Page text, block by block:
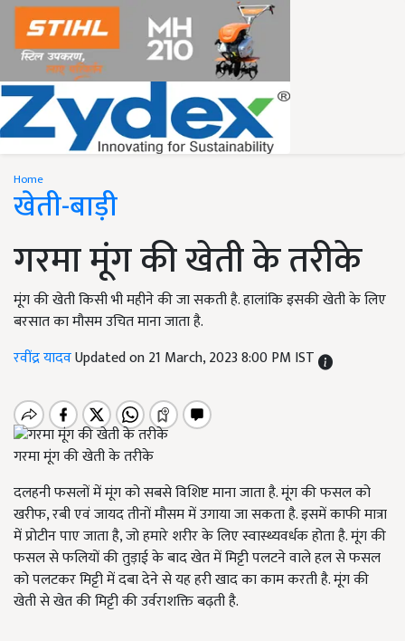
Home
खेती-बाड़ी
गरमा मूंग की खेती के तरीके
मूंग की खेती किसी भी महीने की जा सकती है. हालांकि इसकी खेती के लिए
बरसात का मौसम उचित माना जाता है.
रवींद्र यादवUpdated on 21 March, 2023 8:00 PM IST
गरमा मूंग की खेती के तरीके
दलहनी फसलों में मूंग को सबसे विशिष्ट माना जाता है. मूंग की फसल को
खरीफ,रबी एवं जायद तीनों मौसम में उगाया जा सकता है. इसमें काफी मात्रा
में प्रोटीन पाए जाता है, जो हमारे शरीर के लिए स्वास्थ्यवर्धक होता है. मूंग की
फसल से फलियों की तुड़ाई के बाद खेत में मिट्टी पलटने वाले हल से फसल
को पलटकर मिट्टी में दबा देने से यह हरी खाद का काम करती है. मूंग की
खेती से खेत की मिट्टी की उर्वराशक्ति बढ़ती है.